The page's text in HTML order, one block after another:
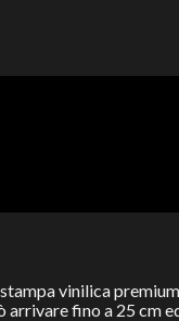
vinilica
fino a 25 cm